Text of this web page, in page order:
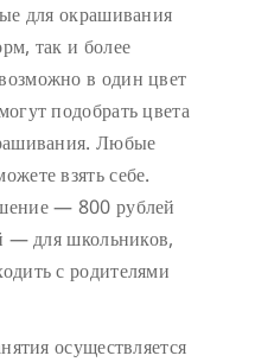
для окрашивания
так и более
в один цвет
подобрать цвета
Любые
взять себе.
— 800 рублей
— для школьников,
с родителями
осуществляется